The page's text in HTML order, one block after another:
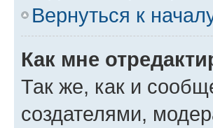
Вернуться к
Как мне
Так же, как и
создателями,